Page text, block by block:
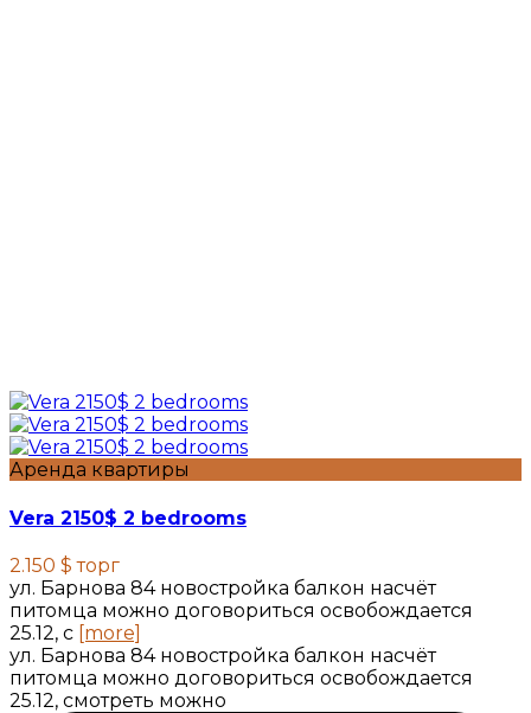
Аренда квартиры
Vera 2150$ 2 bedrooms
2.150 $торг
ул. Барнова 84 новостройка балкон насчёт
питомца можно договориться освобождается
25.12, с [more]
ул. Барнова 84 новостройка балкон насчёт
питомца можно договориться освобождается
25.12, смотреть можно